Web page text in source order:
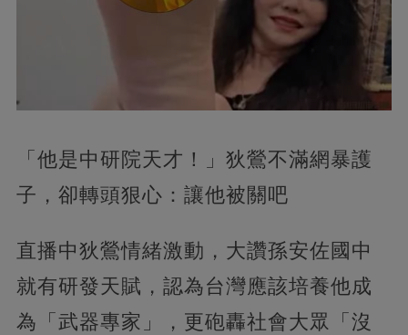
「他是中研院天才！」狄鶯不滿網暴護
子，卻轉頭狠心：讓他被關吧
直播中狄鶯情緒激動，大讚孫安佐國中
就有研發天賦，認為台灣應該培養他成
為「武器專家」，更砲轟社會大眾「沒